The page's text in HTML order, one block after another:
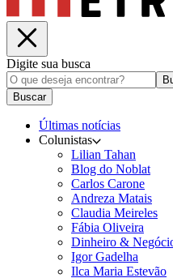
Digite sua busca
Buscar
Últimas notícias
Colunistas
Lilian Tahan
Blog do Noblat
Carlos Carone
Andreza Matais
Claudia Meireles
Fábia Oliveira
Dinheiro &
Igor Gadelha
Ilca Maria Estevão